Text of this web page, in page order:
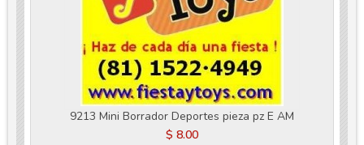
9213 Mini Borrador Deportes pieza pz E AM
$ 8.00